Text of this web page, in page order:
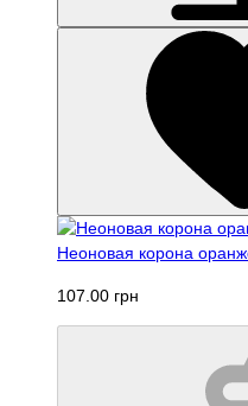
Неоновая корона
107.00 грн